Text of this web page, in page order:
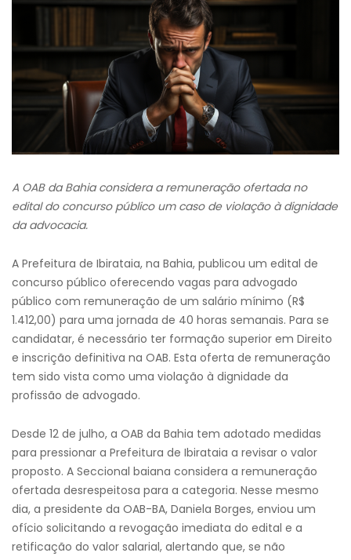
A OAB da Bahia considera a remuneração ofertada no
edital do concurso público um caso de violação à dignidade
da advocacia.
A Prefeitura de Ibirataia, na Bahia, publicou um edital de
concurso público oferecendo vagas para advogado
público com remuneração de um salário mínimo (R$
1.412,00) para uma jornada de 40 horas semanais. Para se
candidatar, é necessário ter formação superior em Direito
e inscrição definitiva na OAB. Esta oferta de remuneração
tem sido vista como uma violação à dignidade da
profissão de advogado.
Desde 12 de julho, a OAB da Bahia tem adotado medidas
para pressionar a Prefeitura de Ibirataia a revisar o valor
proposto. A Seccional baiana considera a remuneração
ofertada desrespeitosa para a categoria. Nesse mesmo
dia, a presidente da OAB-BA, Daniela Borges, enviou um
ofício solicitando a revogação imediata do edital e a
retificação do valor salarial, alertando que, se não